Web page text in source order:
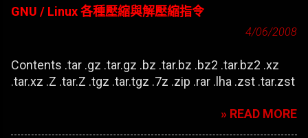
GNU / Linux 各種壓縮與解壓縮指令
4/06/2008
Contents .tar .gz .tar.gz .bz .tar.bz .bz2 .tar.bz2 .xz
.tar.xz .Z .tar.Z .tgz .tar.tgz .7z .zip .rar .lha .zst .tar.zst
» READ MORE